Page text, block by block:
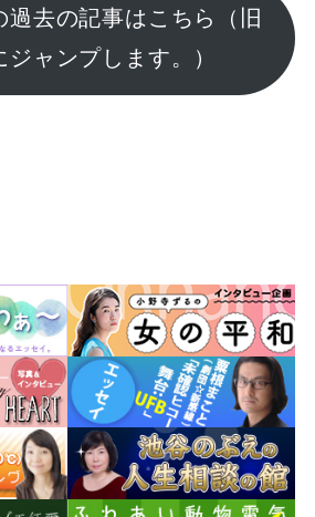
過去の記事はこちら（旧
ジャンプします。）